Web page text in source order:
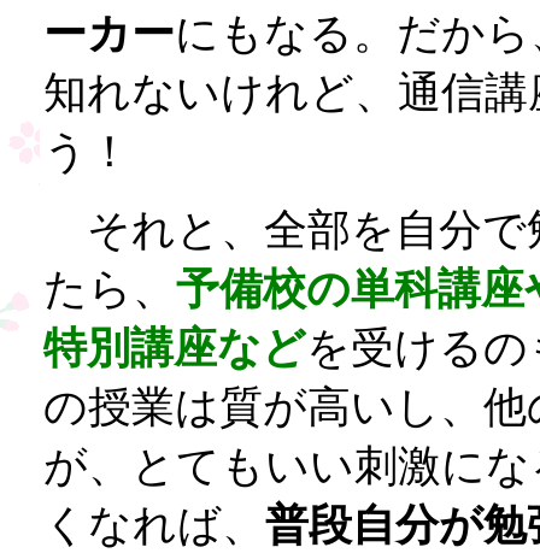
ーカーにもなる。だか
知れないけれど、通信
う！
それと、全部を自分で
たら、 予備校の単科講
特別講座などを受けるの
の授業は質が高いし、
が、とてもいい刺激に
くなれば、 普段自分が